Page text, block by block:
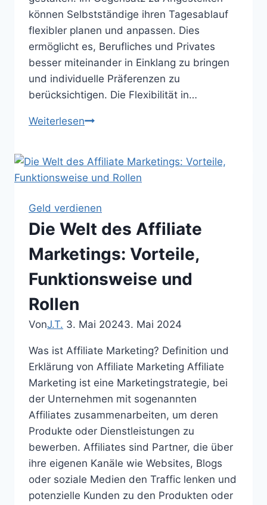
können Selbstständige ihren Tagesablauf
flexibler planen und anpassen. Dies
ermöglicht es, Berufliches und Privates
besser miteinander in Einklang zu bringen
und individuelle Präferenzen zu
berücksichtigen. Die Flexibilität in…
WeiterlesenDie
Selbstständigkeit:
Flexibilität,
Kreativität
Geld verdienen
Die Welt des Affiliate
Marketings: Vorteile,
Funktionsweise und
Rollen
VonJ.T. 3. Mai 20243. Mai 2024
Was ist Affiliate Marketing? Definition und
Erklärung von Affiliate Marketing Affiliate
Marketing ist eine Marketingstrategie, bei
der Unternehmen mit sogenannten
Affiliates zusammenarbeiten, um deren
Produkte oder Dienstleistungen zu
bewerben. Affiliates sind Partner, die über
ihre eigenen Kanäle wie Websites, Blogs
oder soziale Medien den Traffic lenken und
potenzielle Kunden zu den Produkten oder